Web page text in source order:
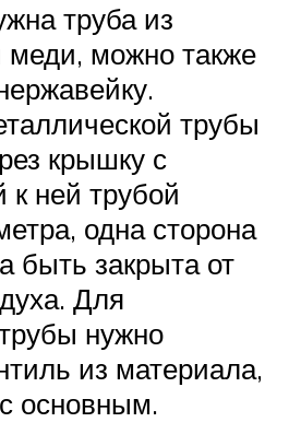
труба из
можно также
трубы
крышку с
к ней трубой
одна сторона
быть закрыта от
Для
нужно
из материала,
основным.